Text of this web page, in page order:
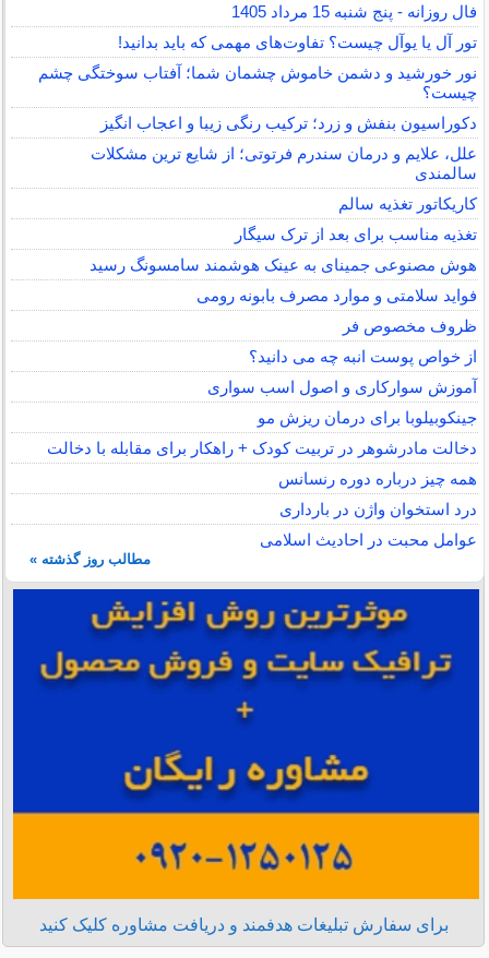
فال روزانه - پنج شنبه 15 مرداد 1405
تور آل یا یوآل چیست؟ تفاوت‌های مهمی که باید بدانید!
نور خورشید و دشمن خاموش چشمان شما؛ آفتاب سوختگی چشم
چیست؟
دکوراسیون بنفش و زرد؛ ترکیب رنگی زیبا و اعجاب انگیز
علل، علایم و درمان سندرم فرتوتی؛ از شایع ترین مشکلات
سالمندی
کاریکاتور تغذیه سالم
تغذیه مناسب برای بعد از ترک سیگار
هوش مصنوعی جمینای به عینک هوشمند سامسونگ رسید
فواید سلامتی و موارد مصرف بابونه رومی
ظروف مخصوص فر
از خواص پوست انبه چه می دانید؟
آموزش سوارکاری و اصول اسب سواری
جینکوبیلوبا برای درمان ریزش مو
دخالت مادرشوهر در تربیت کودک + راهکار برای مقابله با دخالت
همه چیز درباره دوره رنسانس
درد استخوان واژن در بارداری
عوامل محبت در احادیث اسلامى
مطالب روز گذشته »
برای سفارش تبلیغات هدفمند و دریافت مشاوره کلیک کنید